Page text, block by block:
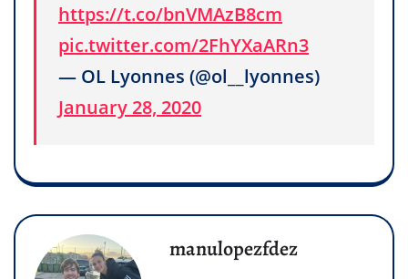
https://t.co/bnVMAzB8cm
pic.twitter.com/2FhYXaARn3
— OL Lyonnes (@ol__lyonnes)
January 28, 2020
manulopezfdez